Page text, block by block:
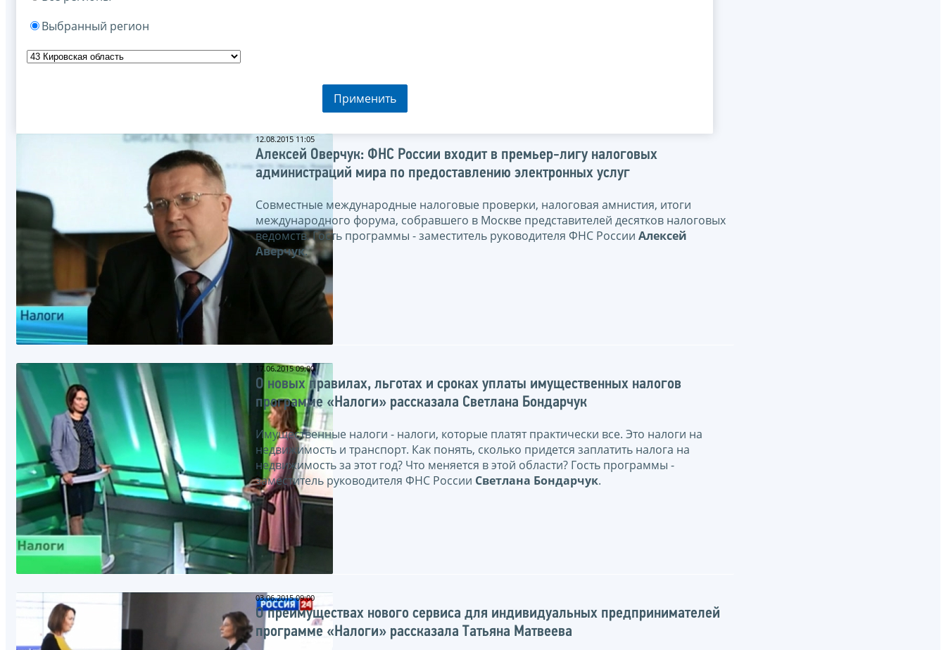
Выбранный регион
Применить
12.08.2015 11:05
Алексей Оверчук: ФНС России входит в премьер-лигу налоговых
администраций мира по предоставлению электронных услуг
Совместные международные налоговые проверки, налоговая амнистия, итоги
международного форума, собравшего в Москве представителей десятков налоговых
ведомств. Гость программы - заместитель руководителя ФНС России Алексей
Аверчук.
17.06.2015 09:00
О новых правилах, льготах и сроках уплаты имущественных налогов
программе «Налоги» рассказала Светлана Бондарчук
Имущественные налоги - налоги, которые платят практически все. Это налоги на
недвижимость и транспорт. Как понять, сколько придется заплатить налога на
недвижимость за этот год? Что меняется в этой области? Гость программы -
заместитель руководителя ФНС России Светлана Бондарчук.
03.06.2015 09:00
О преимуществах нового сервиса для индивидуальных предпринимателей
программе «Налоги» рассказала Татьяна Матвеева